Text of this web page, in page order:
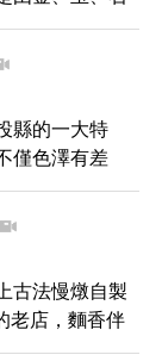
縣的一大特
僅色澤有差
家怎麼說。
古法慢燉自製
老店，麵香伴